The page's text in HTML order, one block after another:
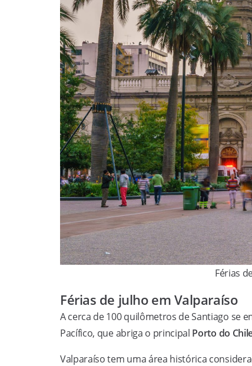
Férias
Férias de julho em Valparaíso
A cerca de 100 quilômetros de Santiago se
Pacífico, que abriga o principal Porto do
Valparaíso tem uma área histórica